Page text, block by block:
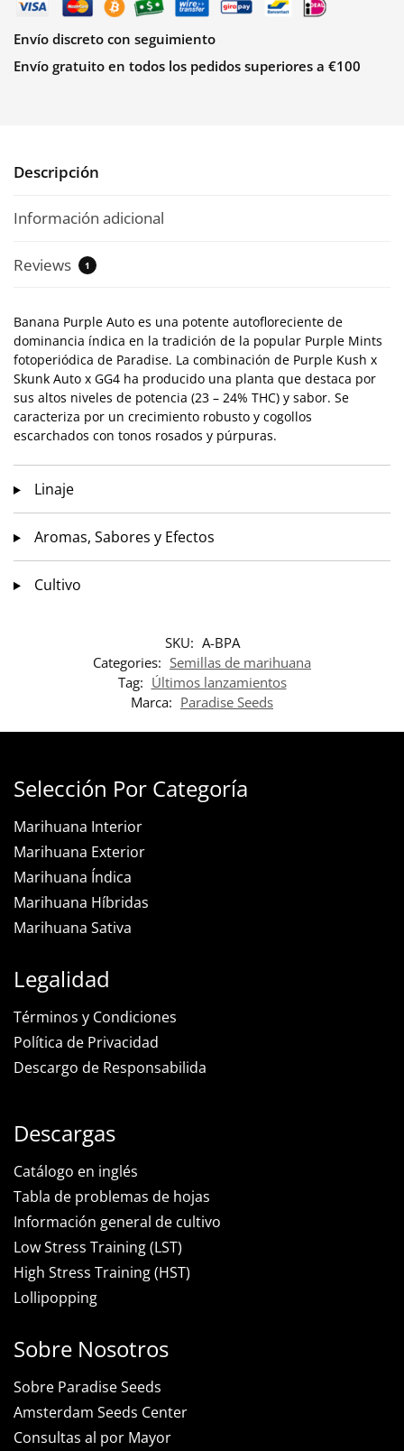
Envío discreto con seguimiento
Envío gratuito en todos los pedidos superiores a €100
Descripción
Información adicional
Reviews 1
Banana Purple Auto es una potente autofloreciente de
dominancia índica en la tradición de la popular Purple Mints
fotoperiódica de Paradise. La combinación de Purple Kush x
Skunk Auto x GG4 ha producido una planta que destaca por
sus altos niveles de potencia (23 – 24% THC) y sabor. Se
caracteriza por un crecimiento robusto y cogollos
escarchados con tonos rosados y púrpuras.
Linaje
Aromas, Sabores y Efectos
Cultivo
SKU: A-BPA
Categories: Semillas de marihuana
Tag: Últimos lanzamientos
Marca: Paradise Seeds
Selección Por Categoría
Marihuana Interior
Marihuana Exterior
Marihuana Índica
Marihuana Híbridas
Marihuana Sativa
Legalidad
Términos y Condiciones
Política de Privacidad
Descargo de Responsabilida
Descargas
Catálogo en inglés
Tabla de problemas de hojas
Información general de cultivo
Low Stress Training (LST)
High Stress Training (HST)
Lollipopping
Sobre Nosotros
Sobre Paradise Seeds
Amsterdam Seeds Center
Consultas al por Mayor